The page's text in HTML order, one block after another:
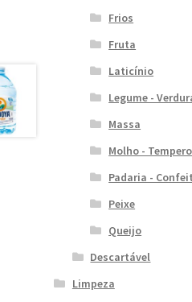
Frios
Fruta
Laticínio
Legume -
Massa
Molho -
Padaria -
Peixe
Queijo
Descartável
Limpeza